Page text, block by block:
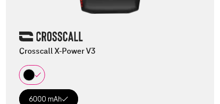
Crosscall X-Power V3
6000 mAh